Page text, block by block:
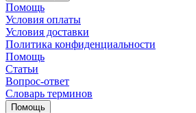
Помощь
Условия оплаты
Условия доставки
Политика конфиденциальности
Помощь
Статьи
Вопрос-ответ
Словарь терминов
Помощь